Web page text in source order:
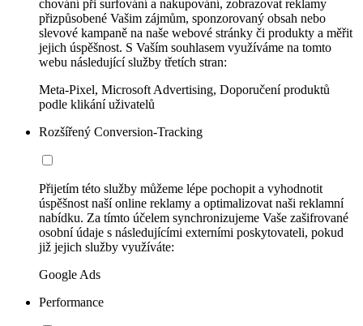
chování při surfování a nakupování, zobrazovat reklamy
přizpůsobené Vašim zájmům, sponzorovaný obsah nebo
slevové kampaně na naše webové stránky či produkty a měřit
jejich úspěšnost. S Vaším souhlasem využíváme na tomto
webu následující služby třetích stran:
Meta-Pixel, Microsoft Advertising, Doporučení produktů
podle klikání uživatelů
Rozšířený Conversion-Tracking
Přijetím této služby můžeme lépe pochopit a vyhodnotit
úspěšnost naší online reklamy a optimalizovat naši reklamní
nabídku. Za tímto účelem synchronizujeme Vaše zašifrované
osobní údaje s následujícími externími poskytovateli, pokud
již jejich služby využíváte:
Google Ads
Performance